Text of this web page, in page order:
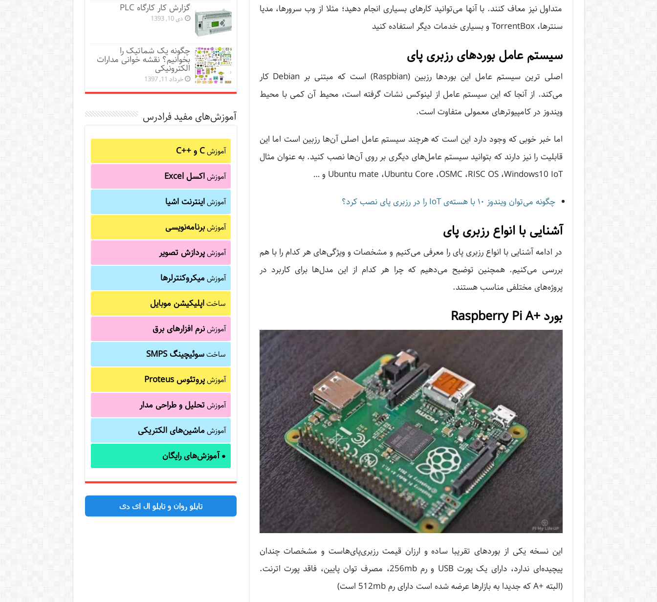
متداول نیز معاف ‌کنند. با آنها می‌توانید کارهای بسیاری انجام دهید؛ مثلا از وب سرورها، مدیا
سنترها، TorrentBox و بسیاری خدمات دیگر استفاده کنید
سیستم عامل بوردهای رزبری پای
اصلی ترین سیستم ‌عامل این بوردها رزبین (Raspbian) است که مبتنی بر Debian کار
می‌کند. از آنجا که این سیستم‌ عامل از لینوکس نشات گرفته است، محیط آن کمی با محیط
ویندوز در کامپیوترهای معمولی متفاوت است.
اما خبر خوبی که وجود دارد این است که هرچند سیستم‌ عامل اصلی آن‌ها رزبین است اما این
قابلیت را نیز دارند که بتوانید سیستم‌ عامل‌های دیگری بر روی‌ آن‌ها نصب کنید. به عنوان مثال
Ubuntu mate ،Ubuntu Core ،OSMC ،RISC OS ،Windows10 IoT و …
چگونه می‌توان ویندوز ۱۰ با هسته‌ی IoT را در رزبری پای نصب کرد؟
آشنایی با انواع رزبری پای
در ادامه آشنایی با انواع رزبری پای را معرفی می‌کنیم و مشخصات و ویژگی‌های هر کدام را با هم
بررسی می‌کنیم. همچنین توضیح می‌دهیم که چرا هر کدام از این مدل‌ها برای کاربرد در
پروژه‌های مختلفی مناسب هستند.
بورد +Raspberry Pi A
این نسخه یکی از بوردهای تقریبا ساده و ارزان قیمت رزبری‌پای‌هاست و مشخصات چندان
پیچیده‌ای ندارد، دارای یک پورت USB و رم 256mb، مصرف توان پایین، فاقد پورت اترنت.
(البته +A که جدیدا به بازارها عرضه شده است دارای رم 512mb است)
گزارش کار کارگاه PLC
دی 10, 1393
چگونه یک شماتیک را
بخوانیم؟ نقشه خوانی مدارات
الکترونیکی
خرداد 11, 1397
آموزش‌های مفید فرادرس
آموزشC و C++‎
آموزشاکسل Excel
آموزشاینترنت اشیا
آموزشبرنامه‌نویسی
آموزشپردازش تصویر
آموزشمیکروکنترلرها
ساختاپلیکیشن موبایل
آموزشنرم افزارهای برق
ساختسوئیچینگ SMPS
آموزشپروتئوس Proteus
آموزشتحلیل و طراحی مدار
آموزشماشین‌های الکتریکی
●آموزش‌های رایگان
تابلو روان و تابلو ال ای دی